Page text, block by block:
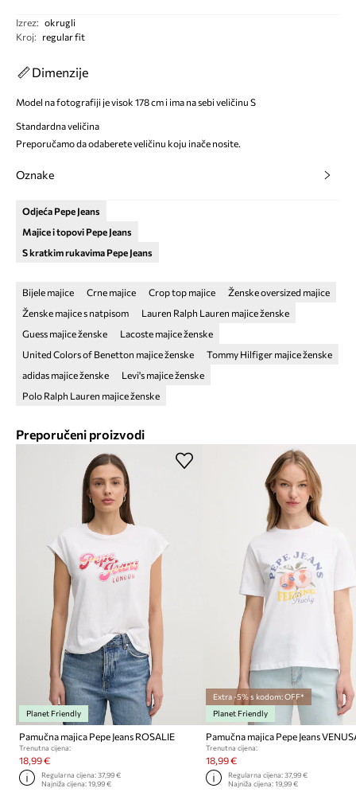
Izrez: okrugli
Kroj: regular fit
Dimenzije
Model na fotografiji je visok 178 cm i ima na sebi veličinu S
Standardna veličina
Preporučamo da odaberete veličinu koju inače nosite.
Oznake
Odjeća Pepe Jeans
Majice i topovi Pepe Jeans
S kratkim rukavima Pepe Jeans
Bijele majice Crne majice Crop top majice
Ženske oversized majice
Ženske majice s natpisom
Lauren Ralph Lauren majice ženske
Guess majice ženske
Lacoste majice ženske
United Colors of Benetton majice ženske
Tommy Hilfiger majice ženske
adidas majice ženske
Levi's majice ženske
Polo Ralph Lauren majice ženske
Preporučeni proizvodi
Planet Friendly
Pamučna majica Pepe Jeans ROSALIE
Trenutna cijena:
18,99 €
Regularna cijena:37,99 €
Najniža cijena:19,99 €
Extra -5% s kodom: OFF*
Planet Friendly
Pamučna majica Pepe Jeans
Trenutna cijena:
18,99 €
Regularna cijena: 37,99 €
Najniža cijena: 19,99 €